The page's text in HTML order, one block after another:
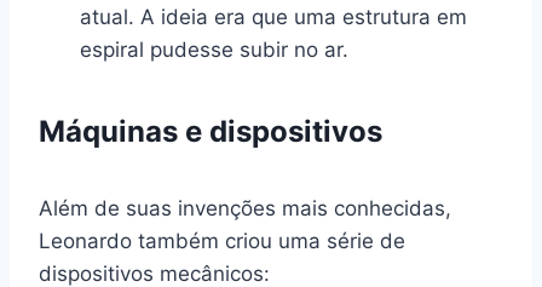
atual. A ideia era que uma estrutura em
espiral pudesse subir no ar.
Máquinas e dispositivos
Além de suas invenções mais conhecidas,
Leonardo também criou uma série de
dispositivos mecânicos: